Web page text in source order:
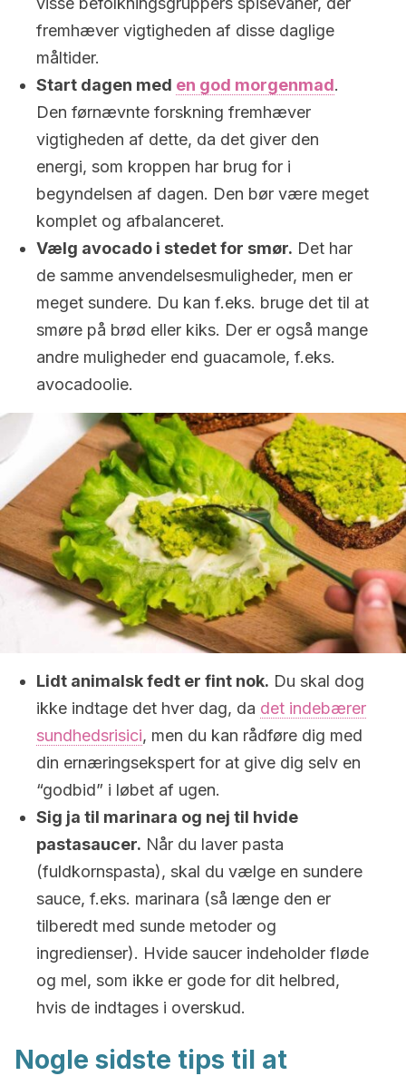
fremhæver vigtigheden af disse daglige
måltider.
Start dagen med en god morgenmad.
Den førnævnte forskning fremhæver
vigtigheden af dette, da det giver den
energi, som kroppen har brug for i
begyndelsen af dagen. Den bør være meget
komplet og afbalanceret.
Vælg avocado i stedet for smør. Det har
de samme anvendelsesmuligheder, men er
meget sundere. Du kan f.eks. bruge det til at
smøre på brød eller kiks. Der er også mange
andre muligheder end guacamole, f.eks.
avocadoolie.
Lidt animalsk fedt er fint nok. Du skal dog
ikke indtage det hver dag, da det indebærer
sundhedsrisici, men du kan rådføre dig med
din ernæringsekspert for at give dig selv en
“godbid” i løbet af ugen.
Sig ja til marinara og nej til hvide
pastasaucer. Når du laver pasta
(fuldkornspasta), skal du vælge en sundere
sauce, f.eks. marinara (så længe den er
tilberedt med sunde metoder og
ingredienser). Hvide saucer indeholder fløde
og mel, som ikke er gode for dit helbred,
hvis de indtages i overskud.
Nogle sidste tips til at